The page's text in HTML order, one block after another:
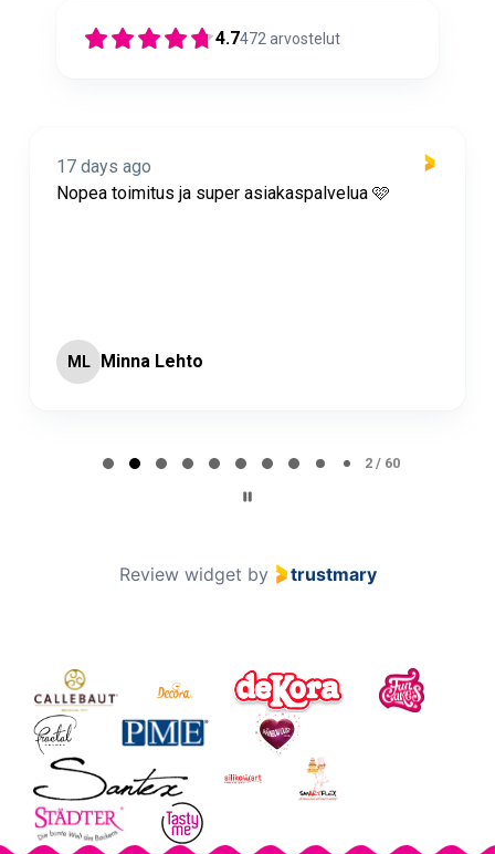
4.7472 arvostelut
17 days ago
Nopea toimitus ja super asiakaspalvelua 🩷
ML Minna Lehto
2 / 60
Review widget by trustmary